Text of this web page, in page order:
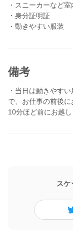
＃介護職を憧れの職
介護のお仕事は、
ですが、その分や
ェッショナルとして
〈参加要件〉
・介護の仕事に興味
・高齢者の方々が好
一緒に介護を楽し
▼当日の流れ（参考
9:45 詳細説明
10:00 朝の申し送り
・スニーカーなど
・身分証明証
・動きやすい服装
備考
・当日は動きやす
で、お仕事の前後
10分ほど前にお越し
スケ